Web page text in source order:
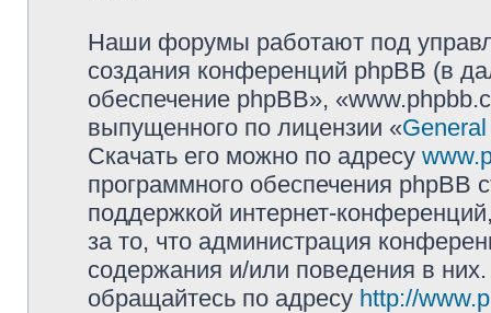
Наши форумы работают под
создания конференций phpBB (в
обеспечение phpBB»,
выпущенного по лицензии «
Скачать его можно по адресу
программного обеспечения phpBB
поддержкой интернет-
за то, что администрация
содержания и/или поведения в
обращайтесь по адресу http://